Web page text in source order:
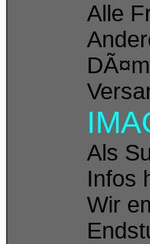
Alle
Als
Infos
Wir